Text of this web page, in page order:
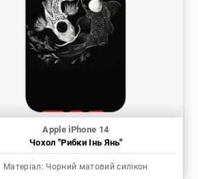
Apple iPhone 14
Чохол "Рибки Інь Янь"
Матеріал: Чорний матовий силікон